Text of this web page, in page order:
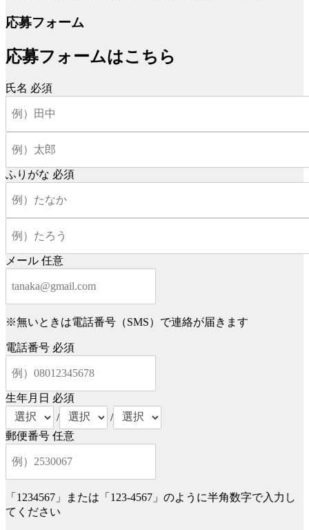
応募フォーム
応募フォームはこちら
氏名 必須
ふりがな 必須
メール 任意
※無いときは電話番号（SMS）で連絡が届きます
電話番号 必須
生年月日 必須
/
/
郵便番号 任意
「1234567」または「123-4567」のように半角数字で入力し
てください